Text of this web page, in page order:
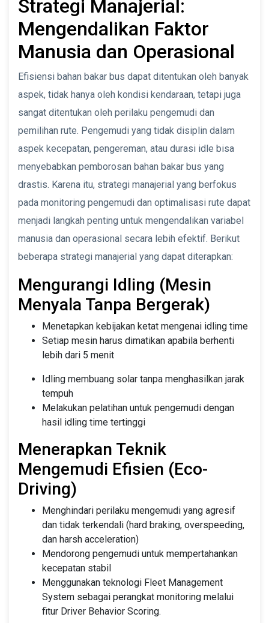
Strategi Manajerial:
Mengendalikan Faktor
Manusia dan Operasional
Efisiensi bahan bakar bus dapat ditentukan oleh banyak
aspek, tidak hanya oleh kondisi kendaraan, tetapi juga
sangat ditentukan oleh perilaku pengemudi dan
pemilihan rute. Pengemudi yang tidak disiplin dalam
aspek kecepatan, pengereman, atau durasi idle bisa
menyebabkan pemborosan bahan bakar bus yang
drastis. Karena itu, strategi manajerial yang berfokus
pada monitoring pengemudi dan optimalisasi rute dapat
menjadi langkah penting untuk mengendalikan variabel
manusia dan operasional secara lebih efektif. Berikut
beberapa strategi manajerial yang dapat diterapkan:
Mengurangi Idling (Mesin
Menyala Tanpa Bergerak)
Menetapkan kebijakan ketat mengenai idling time
Setiap mesin harus dimatikan apabila berhenti
lebih dari 5 menit
Idling membuang solar tanpa menghasilkan jarak
tempuh
Melakukan pelatihan untuk pengemudi dengan
hasil idling time tertinggi
Menerapkan Teknik
Mengemudi Efisien (Eco-
Driving)
Menghindari perilaku mengemudi yang agresif
dan tidak terkendali (hard braking, overspeeding,
dan harsh acceleration)
Mendorong pengemudi untuk mempertahankan
kecepatan stabil
Menggunakan teknologi Fleet Management
System sebagai perangkat monitoring melalui
fitur Driver Behavior Scoring.